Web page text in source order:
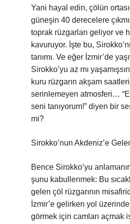
Yani hayal edin, çölün
güneşin 40 derecelere
toprak rüzgarları geliyor ve
kavuruyor. İşte bu,
tanımı. Ve eğer İzmir’de
Sirokko’yu az mı
kuru rüzgarın akşam
serinlemeyen atmosferi…
seni tanıyorum!” diyen bir
mi?
Sirokko’nun Akdeniz’e
Bence Sirokko’yu
şunu kabullenmek: Bu
gelen çöl rüzgarının
İzmir’e gelirken yol
görmek için camları açmak